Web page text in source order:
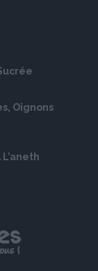
Oignons